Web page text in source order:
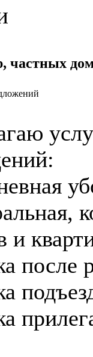
частных
и
после